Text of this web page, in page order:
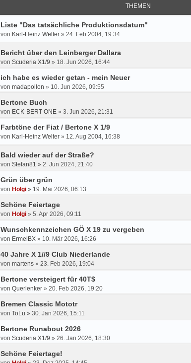
THEMEN
Liste "Das tatsächliche Produktionsdatum"
von Karl-Heinz Welter » 24. Feb 2004, 19:34
Bericht über den Leinberger Dallara
von Scuderia X1/9 » 18. Jun 2026, 16:44
ich habe es wieder getan - mein Neuer
von madapollon » 10. Jun 2026, 09:55
Bertone Buch
von ECK-BERT-ONE » 3. Jun 2026, 21:31
Farbtöne der Fiat / Bertone X 1/9
von Karl-Heinz Welter » 12. Aug 2004, 16:38
Bald wieder auf der Straße?
von Stefan81 » 2. Jun 2024, 21:40
Grün über grün
von Holgi » 19. Mai 2026, 06:13
Schöne Feiertage
von Holgi » 5. Apr 2026, 09:11
Wunschkennzeichen GÖ X 19 zu vergeben
von ErmelBX » 10. Mär 2026, 16:26
40 Jahre X 1//9 Club Niederlande
von martens » 23. Feb 2026, 19:04
Bertone versteigert für 40T$
von Querlenker » 20. Feb 2026, 19:20
Bremen Classic Mototr
von ToLu » 30. Jan 2026, 15:11
Bertone Runabout 2026
von Scuderia X1/9 » 26. Jan 2026, 18:30
Schöne Feiertage!